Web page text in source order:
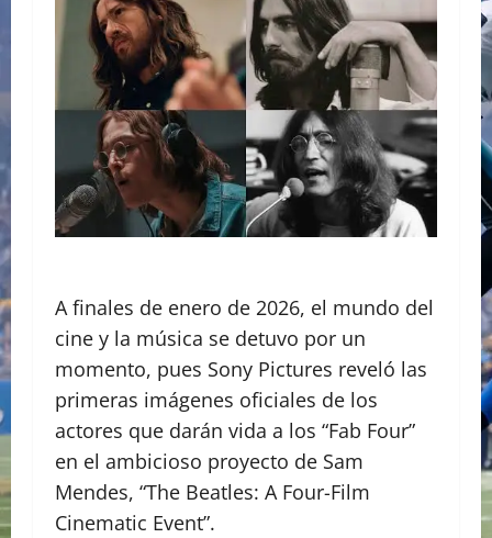
A finales de enero de 2026, el mundo del
cine y la música se detuvo por un
momento, pues Sony Pictures reveló las
primeras imágenes oficiales de los
actores que darán vida a los “Fab Four”
en el ambicioso proyecto de Sam
Mendes, “The Beatles: A Four-Film
Cinematic Event”.